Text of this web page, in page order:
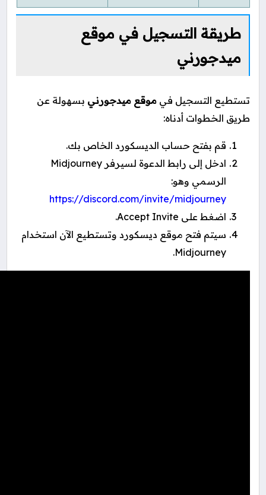
طريقة التسجيل في موقع
ميدجورني
تستطيع التسجيل فيموقع ميدجورني بسهولة عن
طريق الخطوات أدناه:
قم بفتح حساب الديسكورد الخاص بك.
ادخل إلى رابط الدعوة لسيرفر Midjourney
الرسمي وهو:
https://discord.com/invite/midjourney
اضغط على Accept Invite.
سيتم فتح موقع ديسكورد وتستطيع الآن استخدام
Midjourney.